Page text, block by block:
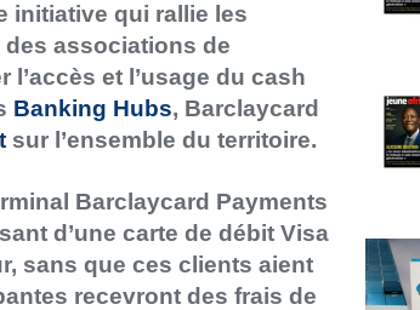
initiative qui rallie les
associations de
et l’usage du cash
Banking Hubs, Barclaycard
sur l’ensemble du territoire.
Barclaycard Payments
d’une carte de débit Visa
sans que ces clients aient
recevront des frais de